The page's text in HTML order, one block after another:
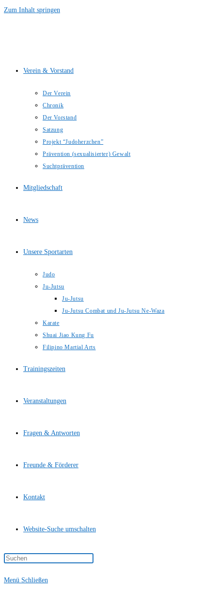
Zum Inhalt springen
Verein & Vorstand
Der Verein
Chronik
Der Vorstand
Satzung
Projekt “Judoherzchen”
Prävention (sexualisierter) Gewalt
Suchtprävention
Mitgliedschaft
News
Unsere Sportarten
Judo
Ju-Jutsu
Ju-Jutsu
Ju-Jutsu Combat und Ju-Jutsu Ne-Waza
Karate
Shuai Jiao Kung Fu
Filipino Martial Arts
Trainingszeiten
Veranstaltungen
Fragen & Antworten
Freunde & Förderer
Kontakt
Website-Suche umschalten
Menü Schließen